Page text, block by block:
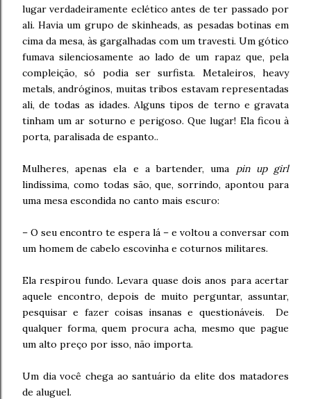
lugar verdadeiramente eclético antes de ter passado por
ali. Havia um grupo de skinheads, as pesadas botinas em
cima da mesa, às gargalhadas com um travesti. Um gótico
fumava silenciosamente ao lado de um rapaz que, pela
compleição, só podia ser surfista. Metaleiros, heavy
metals, andróginos, muitas tribos estavam representadas
ali, de todas as idades. Alguns tipos de terno e gravata
tinham um ar soturno e perigoso. Que lugar! Ela ficou à
porta, paralisada de espanto..
Mulheres, apenas ela e a bartender, uma pin up girl
lindíssima, como todas são, que, sorrindo, apontou para
uma mesa escondida no canto mais escuro:
– O seu encontro te espera lá – e voltou a conversar com
um homem de cabelo escovinha e coturnos militares.
Ela respirou fundo. Levara quase dois anos para acertar
aquele encontro, depois de muito perguntar, assuntar,
pesquisar e fazer coisas insanas e questionáveis. De
qualquer forma, quem procura acha, mesmo que pague
um alto preço por isso, não importa.
Um dia você chega ao santuário da elite dos matadores
de aluguel.